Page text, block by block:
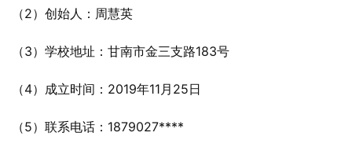
（2）创始人：周慧英
（3）学校地址：甘南市金三支路183号
（4）成立时间：2019年11月25日
（5）联系电话：1879027****